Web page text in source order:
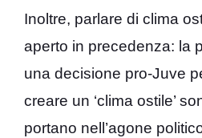
Inoltre, parlare di clima
aperto in precedenza: la
una decisione pro-Juve
creare un ‘clima ostile’
portano nell’agone